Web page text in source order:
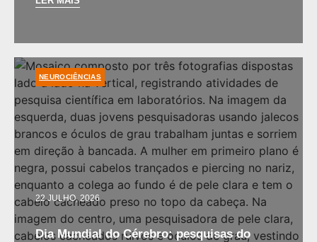
22 JULHO, 2026
Dia Mundial do Cérebro: pesquisas do
NEUROCIÊNCIAS